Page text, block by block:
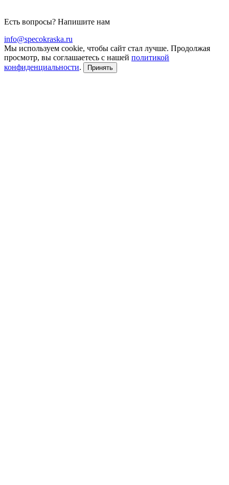
Есть вопросы? Напишите нам
info@specokraska.ru
Мы используем cookie, чтобы сайт стал лучше. Продолжая
просмотр, вы соглашаетесь с нашей политикой
конфиденциальности. Принять